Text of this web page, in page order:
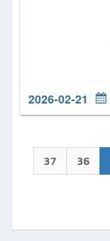
2026-02-21
36
37